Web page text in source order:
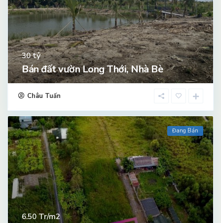
30tỷ
Bán đất vườn Long Thới, Nhà Bè
Châu Tuấn
Đang Bán
6.50Tr/m2